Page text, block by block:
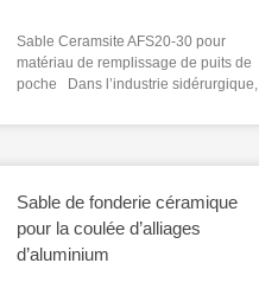
Sable Ceramsite AFS20-30 pour
matériau de remplissage de puits de
poche Dans l’industrie sidérurgique,
Sable de fonderie céramique
pour la coulée d’alliages
d’aluminium